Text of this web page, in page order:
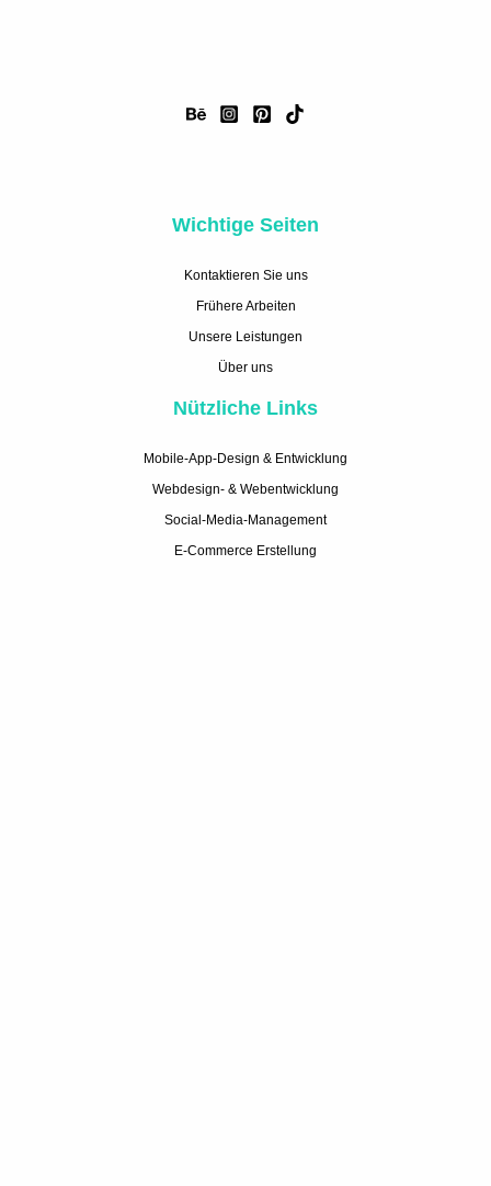
Wichtige Seiten
Kontaktieren Sie uns
Frühere Arbeiten
Unsere Leistungen
Über uns
Nützliche Links
Mobile-App-Design & Entwicklung
Webdesign- & Webentwicklung
Social-Media-Management
E-Commerce Erstellung